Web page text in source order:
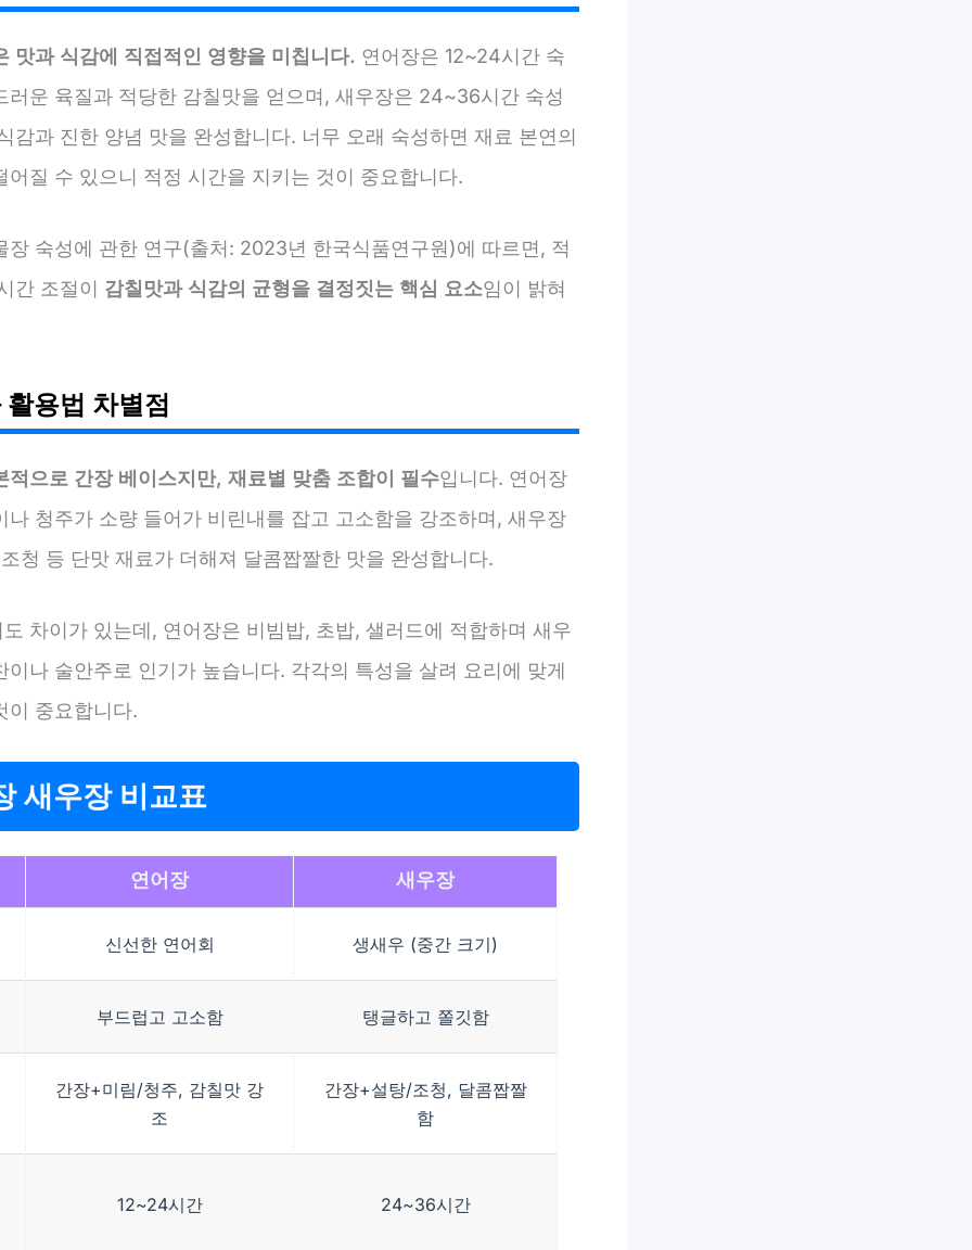
맛과 식감에 직접적인 영향을 미칩니다. 연어장은 12~24시간 숙
러운 육질과 적당한 감칠맛을 얻으며, 새우장은 24~36시간 숙성
감과 진한 양념 맛을 완성합니다. 너무 오래 숙성하면 재료 본연의
어질 수 있으니 적정 시간을 지키는 것이 중요합니다.
장 숙성에 관한 연구(출처: 2023년 한국식품연구원)에 따르면, 적
간 조절이 감칠맛과 식감의 균형을 결정짓는 핵심 요소임이 밝혀
용법 차별점
적으로 간장 베이스지만, 재료별 맞춤 조합이 필수입니다. 연어장
나 청주가 소량 들어가 비린내를 잡고 고소함을 강조하며, 새우장
청 등 단맛 재료가 더해져 달콤짭짤한 맛을 완성합니다.
차이가 있는데, 연어장은 비빔밥, 초밥, 샐러드에 적합하며 새우
이나 술안주로 인기가 높습니다. 각각의 특성을 살려 요리에 맞게
이 중요합니다.
새우장 비교표
연어장 새우장
신선한 연어회 생새우 (중간 크기)
부드럽고 고소함 탱글하고 쫄깃함
간장+미림/청주, 감칠맛 강
조
간장+설탕/조청, 달콤짭짤
함
12~24시간 24~36시간